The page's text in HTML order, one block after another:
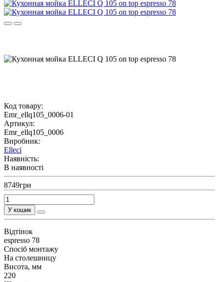
Код товару:
Emr_ellq105_0006-01
Артикул:
Emr_ellq105_0006
Виробник:
Elleci
Наявність:
В наявності
8749грн
У кошик
Відтінок
espresso 78
Спосіб монтажу
На столешницу
Висота, мм
220